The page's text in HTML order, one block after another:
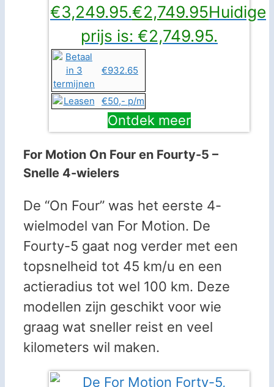
€3,249.95.€2,749.95Huidige
prijs is: €2,749.95.
€932.65
€50,- p/m
Ontdek meer
For Motion On Four en Fourty-5 –
Snelle 4-wielers
De “On Four” was het eerste 4-
wielmodel van For Motion. De
Fourty-5 gaat nog verder met een
topsnelheid tot 45 km/u en een
actieradius tot wel 100 km. Deze
modellen zijn geschikt voor wie
graag wat sneller reist en veel
kilometers wil maken.